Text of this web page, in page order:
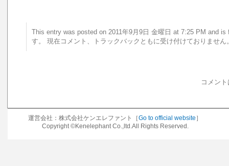
This entry was posted on 2011年9月9日 金曜日 at 7:25 PM and
す。 現在コメント、トラックバックともに受け付けておりません
コメン
運営会社：株式会社ケンエレファント［Go to official website ］
Copyright ©Kenelephant Co.,ltd.All Rights Reserved.